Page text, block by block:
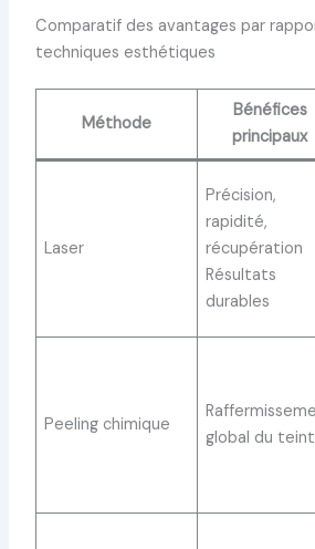
Comparatif des avantages par
techniques esthétiques
Méthode
Bénéfices
principaux
Laser
Précision,
rapidité,
récupération
Résultats
durables
Peeling chimique
global du teint